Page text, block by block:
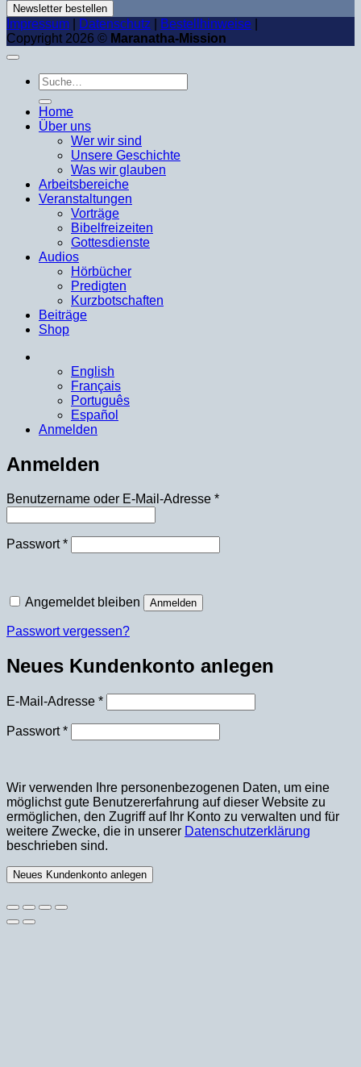
Newsletter bestellen
Impressum Datenschutz Bestellhinweise
Copyright 2026 © Maranatha-Mission
Suche
nach:
Home
Über uns
Wer wir sind
Unsere Geschichte
Was wir glauben
Arbeitsbereiche
Veranstaltungen
Vorträge
Bibelfreizeiten
Gottesdienste
Audios
Hörbücher
Predigten
Kurzbotschaften
Beiträge
Shop
English
Français
Português
Español
Anmelden
Anmelden
Benutzername oder E-Mail-Adresse *Erforderlich
Passwort*Erforderlich
Angemeldet bleiben Anmelden
Passwort vergessen?
Neues Kundenkonto anlegen
E-Mail-Adresse *Erforderlich
Passwort*Erforderlich
Wir verwenden Ihre personenbezogenen Daten, um eine
möglichst gute Benutzererfahrung auf dieser Website zu
ermöglichen, den Zugriff auf Ihr Konto zu verwalten und für
weitere Zwecke, die in unserer Datenschutzerklärung
beschrieben sind.
Neues Kundenkonto anlegen